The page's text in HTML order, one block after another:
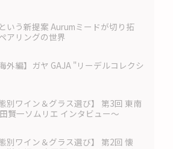
いう新提案 Aurumミードが切り拓
アリングの世界
外編】ガヤ GAJA "リーデルコレクシ
別ワイン＆グラス選び】 第3回 東南
賢一ソムリエ インタビュー〜
別ワイン＆グラス選び】 第2回 懐